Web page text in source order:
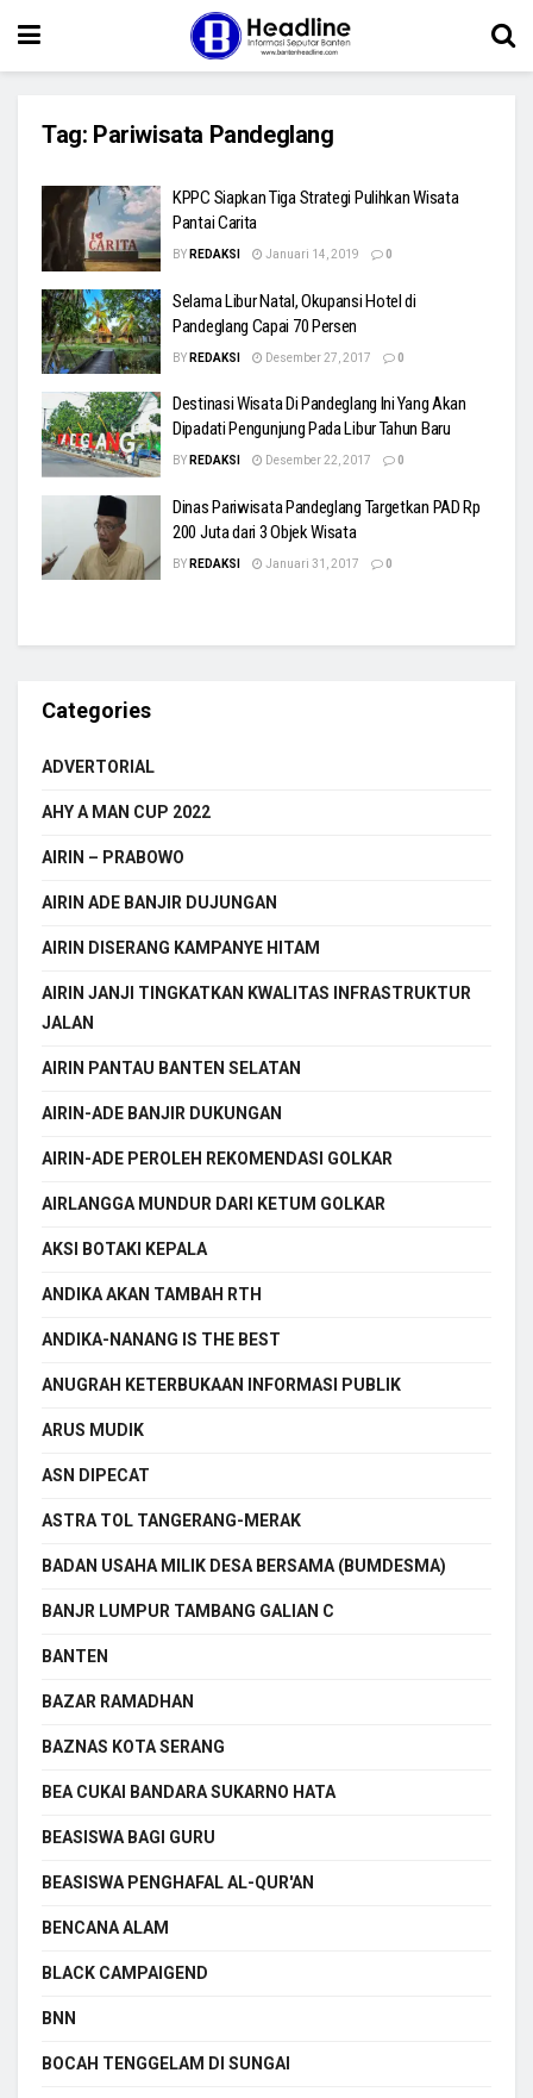
Tag: Pariwisata Pandeglang
KPPC Siapkan Tiga Strategi Pulihkan Wisata
Pantai Carita
BY REDAKSI Januari 14, 2019 0
Selama Libur Natal, Okupansi Hotel di
Pandeglang Capai 70 Persen
BY REDAKSI Desember 27, 2017 0
Destinasi Wisata Di Pandeglang Ini Yang Akan
Dipadati Pengunjung Pada Libur Tahun Baru
BY REDAKSI Desember 22, 2017 0
Dinas Pariwisata Pandeglang Targetkan PAD Rp
200 Juta dari 3 Objek Wisata
BY REDAKSI Januari 31, 2017 0
Categories
ADVERTORIAL
AHY A MAN CUP 2022
AIRIN – PRABOWO
AIRIN ADE BANJIR DUJUNGAN
AIRIN DISERANG KAMPANYE HITAM
AIRIN JANJI TINGKATKAN KWALITAS INFRASTRUKTUR
JALAN
AIRIN PANTAU BANTEN SELATAN
AIRIN-ADE BANJIR DUKUNGAN
AIRIN-ADE PEROLEH REKOMENDASI GOLKAR
AIRLANGGA MUNDUR DARI KETUM GOLKAR
AKSI BOTAKI KEPALA
ANDIKA AKAN TAMBAH RTH
ANDIKA-NANANG IS THE BEST
ANUGRAH KETERBUKAAN INFORMASI PUBLIK
ARUS MUDIK
ASN DIPECAT
ASTRA TOL TANGERANG-MERAK
BADAN USAHA MILIK DESA BERSAMA (BUMDESMA)
BANJR LUMPUR TAMBANG GALIAN C
BANTEN
BAZAR RAMADHAN
BAZNAS KOTA SERANG
BEA CUKAI BANDARA SUKARNO HATA
BEASISWA BAGI GURU
BEASISWA PENGHAFAL AL-QUR'AN
BENCANA ALAM
BLACK CAMPAIGEND
BNN
BOCAH TENGGELAM DI SUNGAI